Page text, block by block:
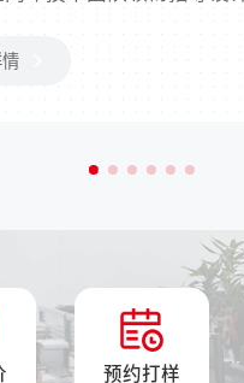
进口品牌，具有印刷精度
更简便、使用成本更低、
预约打样